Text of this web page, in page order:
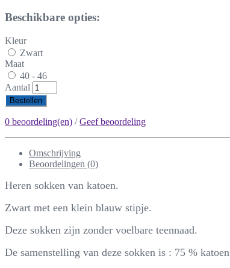
Beschikbare opties:
Kleur
Zwart
Maat
40 - 46
Aantal
Bestellen
0 beoordeling(en) /Geef beoordeling
Omschrijving
Beoordelingen (0)
Heren sokken van katoen.
Zwart met een klein blauw stipje.
Deze sokken zijn zonder voelbare teennaad.
De samenstelling van deze sokken is : 75 %